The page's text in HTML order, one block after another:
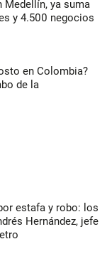
Medellín, ya suma
y 4.500 negocios
en Colombia?
de la
estafa y robo: los
Hernández, jefe